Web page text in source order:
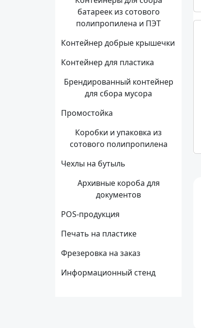
батареек из сотового
полипропилена и ПЭТ
Контейнер добрые крышечки
Контейнер для пластика
Брендированный контейнер
для сбора мусора
Промостойка
Коробки и упаковка из
сотового полипропилена
Чехлы на бутыль
Архивные короба для
документов
POS-продукция
Печать на пластике
Фрезеровка на заказ
Информационный стенд